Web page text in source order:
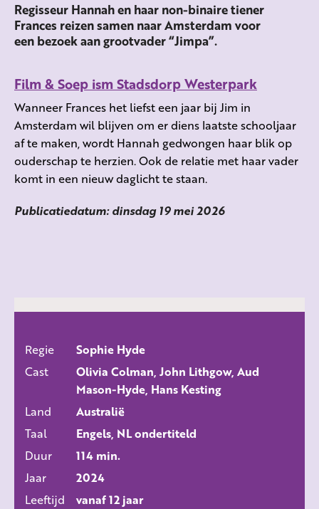
Regisseur Hannah en haar non-binaire tiener
Frances reizen samen naar Amsterdam voor
een bezoek aan grootvader “Jimpa”.
Film & Soep ism Stadsdorp Westerpark
Wanneer Frances het liefst een jaar bij Jim in
Amsterdam wil blijven om er diens laatste schooljaar
af te maken, wordt Hannah gedwongen haar blik op
ouderschap te herzien. Ook de relatie met haar vader
komt in een nieuw daglicht te staan.
Publicatiedatum: dinsdag 19 mei 2026
ALLE FILMS
Regie
Sophie Hyde
Cast
Olivia Colman, John Lithgow, Aud
Mason-Hyde, Hans Kesting
Land
Australië
Taal
Engels, NL ondertiteld
Duur
114 min.
Jaar
2024
Leeftijd
vanaf 12 jaar